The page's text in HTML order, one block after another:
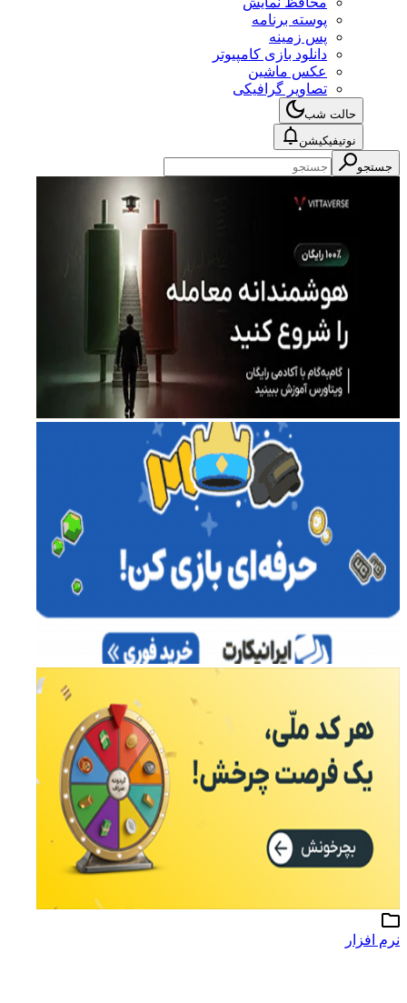
پوسته برنامه
پس زمینه
دانلود بازی کامپیوتر
عکس ماشین
تصاویر گرافیکی
حالت شب
نوتیفیکیشن
جستجو
افزار